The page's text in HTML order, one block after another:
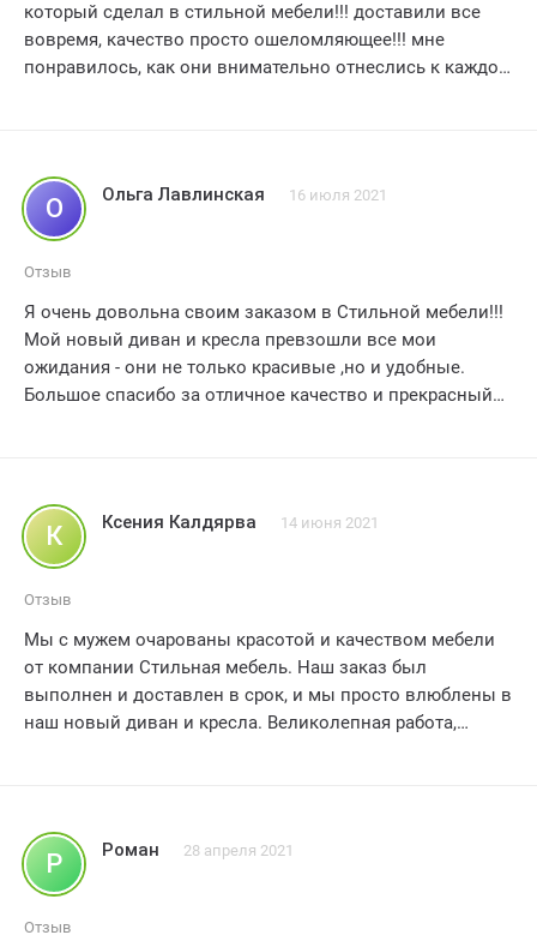
который сделал в стильной мебели!!! доставили все
вовремя, качество просто ошеломляющее!!! мне
понравилось, как они внимательно отнеслись к каждой
смелый и стильный вкус. уверен, что мои гости будут
просто завидовать моей новой мебели!!! этот заказ
стоит каждой звезды из пяти, поэтому без сомнения
спасибо вам большое за этот неповторимый опыт!!!
О Ольга Лавлинская 16 июля 2021
Отзыв
Я очень довольна своим заказом в Стильной мебели!!!
Мой новый диван и кресла превзошли все мои
ожидания - они не только красивые ,но и удобные.
Большое спасибо за отличное качество и прекрасный
К Ксения Калдярва 14 июня 2021
Отзыв
Мы с мужем очарованы красотой и качеством мебели
от компании Стильная мебель. Наш заказ был
выполнен и доставлен в срок, и мы просто влюблены в
наш новый диван и кресла. Великолепная работа,
Р Роман 28 апреля 2021
Отзыв